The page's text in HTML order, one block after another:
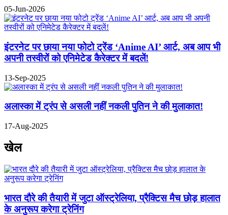
05-Jun-2026
इंटरनेट पर छाया नया फोटो ट्रेंड ‘Anime AI’ आर्ट, अब आप भी
अपनी तस्वीरों को एनिमेटेड कैरेक्टर में बदलें!
13-Sep-2025
अलास्का में ट्रंप से असली नहीं नकली पुतिन ने की मुलाकात!
17-Aug-2025
खेल
भारत दौरे की तैयारी में जुटा ऑस्ट्रेलिया, प्रैक्टिस मैच छोड़ हालात
के अनुरूप करेगा ट्रेनिंग